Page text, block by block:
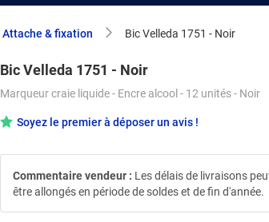
Attache & fixation Bic Velleda 1751 - Noir
Bic Velleda 1751 - Noir
Marqueur craie liquide - Encre alcool - 12 unités - Noir
Soyez le premier à déposer un avis !
Commentaire vendeur : Les délais de livraisons
être allongés en période de soldes et de fin d'année.